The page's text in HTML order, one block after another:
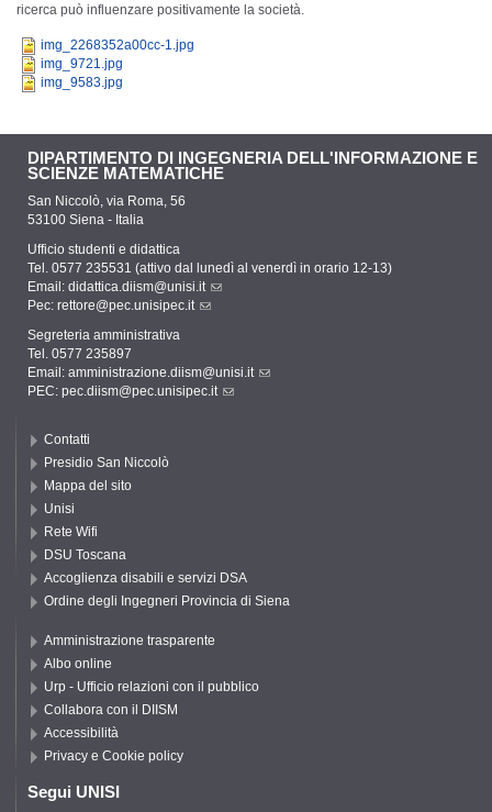
ricerca può influenzare positivamente la società.
img_2268352a00cc-1.jpg
img_9721.jpg
img_9583.jpg
DIPARTIMENTO DI INGEGNERIA DELL'INFORMAZIONE E
SCIENZE MATEMATICHE
San Niccolò, via Roma, 56
53100 Siena - Italia
Ufficio studenti e didattica
Tel. 0577 235531 (attivo dal lunedì al venerdì in orario 12-13)
Email: didattica.diism@unisi.it
Pec: rettore@pec.unisipec.it
Segreteria amministrativa
Tel. 0577 235897
Email: amministrazione.diism@unisi.it
PEC: pec.diism@pec.unisipec.it
Contatti
Presidio San Niccolò
Mappa del sito
Unisi
Rete Wifi
DSU Toscana
Accoglienza disabili e servizi DSA
Ordine degli Ingegneri Provincia di Siena
Amministrazione trasparente
Albo online
Urp - Ufficio relazioni con il pubblico
Collabora con il DIISM
Accessibilità
Privacy e Cookie policy
Segui UNISI